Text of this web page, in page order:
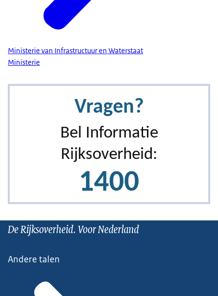
Ministerie van Infrastructuur en Waterstaat
Ministerie
De Rijksoverheid. Voor Nederland
Andere talen